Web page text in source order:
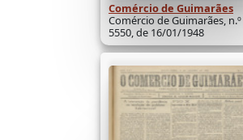
Comércio de Guimarães
Comércio de Guimarães, n.º
5550, de 16/01/1948